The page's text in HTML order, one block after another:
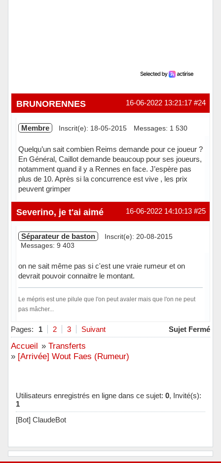
#24
16-06-2022 13:21:17
BRUNORENNES
Membre Inscrit(e): 18-05-2015 Messages: 1 530
Quelqu’un sait combien Reims demande pour ce joueur ?
En Général, Caillot demande beaucoup pour ses joueurs,
notamment quand il y a Rennes en face. J’espère pas
plus de 10. Après si la concurrence est vive , les prix
peuvent grimper
Hors ligne #25
16-06-2022 14:10:13
Severino, je t'ai aimé
Séparateur de baston
Inscrit(e): 20-08-2015
Messages: 9 403
on ne sait même pas si c'est une vraie rumeur et on
devrait pouvoir connaitre le montant.
Le mépris est une pilule que l'on peut avaler mais que l'on ne peut
pas mâcher...
Hors ligne
Pages: 1 2 3 Suivant Sujet Fermé
Accueil » Transferts
» [Arrivée] Wout Faes (Rumeur)
Utilisateurs enregistrés en ligne dans ce sujet: 0, Invité(s):
1
[Bot] ClaudeBot